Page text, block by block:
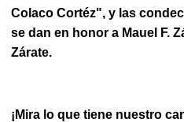
Colaco Cortéz", y las
se dan en honor a Mauel F.
Zárate.
¡Mira lo que tiene nuestro